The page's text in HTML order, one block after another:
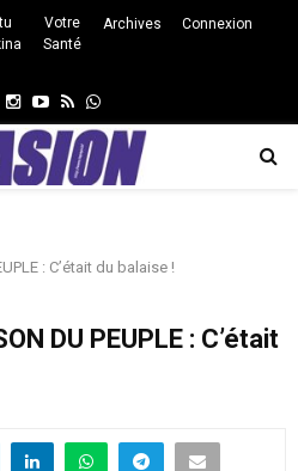
Votre
Santé
Archives Connexion
Twitter
Instagram
Youtube
RssWhatsapp
: C’était du balaise !
DU PEUPLE : C’était